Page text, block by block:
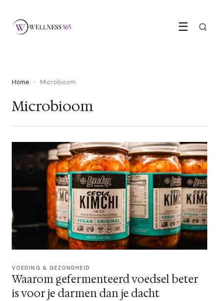
☰
Home › Microbioom
Microbioom
VOEDING & GEZONDHEID
Waarom gefermenteerd voedsel beter
is voor je darmen dan je dacht